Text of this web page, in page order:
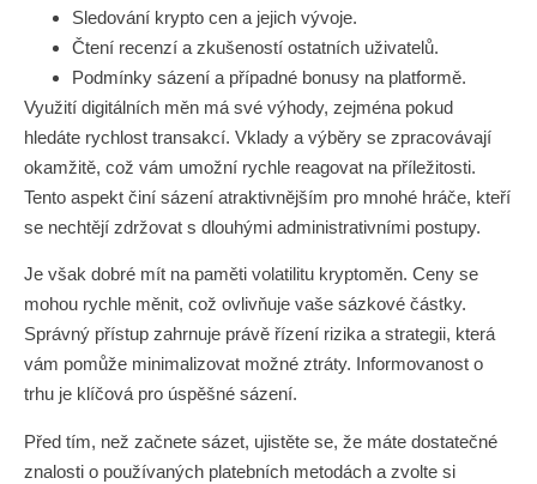
Sledování krypto cen a jejich vývoje.
Čtení recenzí a zkušeností ostatních uživatelů.
Podmínky sázení a případné bonusy na platformě.
Využití digitálních měn má své výhody, zejména pokud
hledáte rychlost transakcí. Vklady a výběry se zpracovávají
okamžitě, což vám umožní rychle reagovat na příležitosti.
Tento aspekt činí sázení atraktivnějším pro mnohé hráče, kteří
se nechtějí zdržovat s dlouhými administrativními postupy.
Je však dobré mít na paměti volatilitu kryptoměn. Ceny se
mohou rychle měnit, což ovlivňuje vaše sázkové částky.
Správný přístup zahrnuje právě řízení rizika a strategii, která
vám pomůže minimalizovat možné ztráty. Informovanost o
trhu je klíčová pro úspěšné sázení.
Před tím, než začnete sázet, ujistěte se, že máte dostatečné
znalosti o používaných platebních metodách a zvolte si